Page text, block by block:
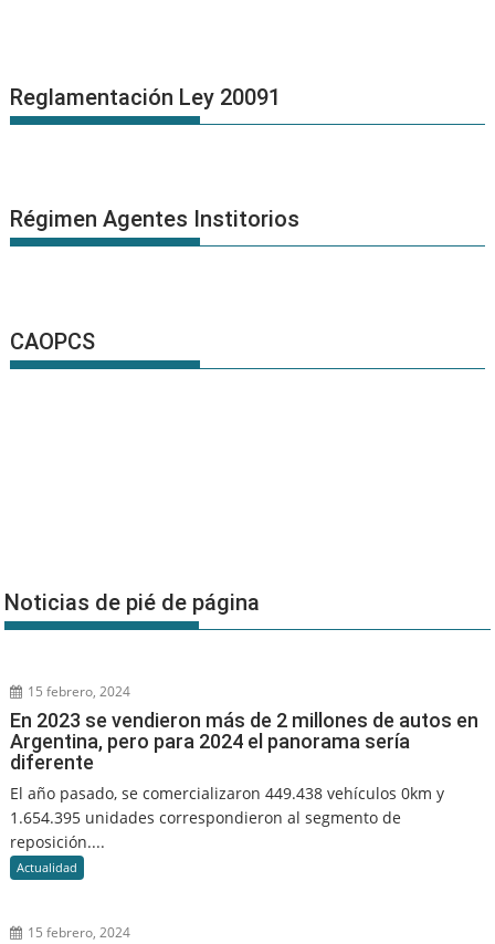
Reglamentación Ley 20091
Régimen Agentes Institorios
CAOPCS
Noticias de pié de página
15 febrero, 2024
En 2023 se vendieron más de 2 millones de autos en
Argentina, pero para 2024 el panorama sería
diferente
El año pasado, se comercializaron 449.438 vehículos 0km y
1.654.395 unidades correspondieron al segmento de
reposición....
Actualidad
15 febrero, 2024